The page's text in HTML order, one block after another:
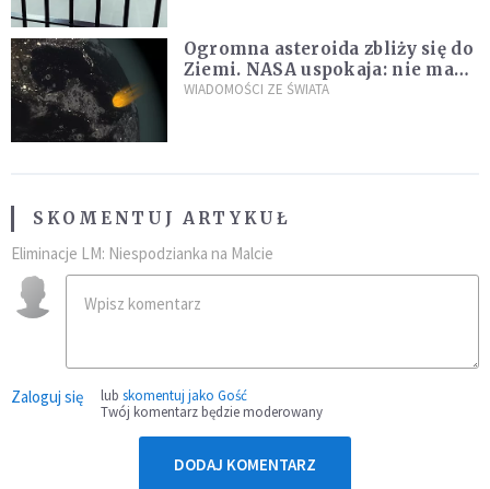
Ogromna asteroida zbliży się do
Ziemi. NASA uspokaja: nie ma
zagrożenia
WIADOMOŚCI ZE ŚWIATA
SKOMENTUJ ARTYKUŁ
Eliminacje LM: Niespodzianka na Malcie
Zaloguj się lub skomentuj jako Gość
Twój komentarz będzie moderowany
DODAJ KOMENTARZ